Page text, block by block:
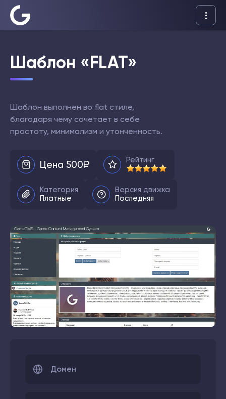
Документация
Создать сайт
Шаблон «FLAT»
Шаблон выполнен во flat стиле,
благодаря чему сочетает в себе
простоту, минимализм и утонченность.
Цена 500₽ Рейтинг
Категория
Платные
Версия движка
Последняя
Домен